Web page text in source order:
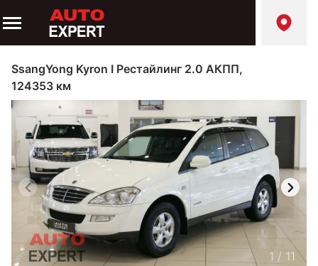
SsangYong Kyron I Рестайлинг 2.0 АКПП,
124353 км
1 / 11